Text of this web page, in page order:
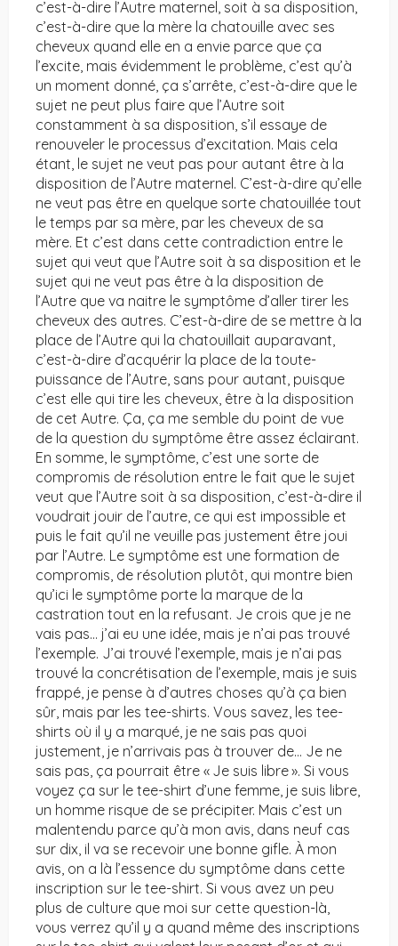
c’est-à-dire l’Autre maternel, soit à sa disposition,
c’est-à-dire que la mère la chatouille avec ses
cheveux quand elle en a envie parce que ça
l’excite, mais évidemment le problème, c’est qu’à
un moment donné, ça s’arrête, c’est-à-dire que le
sujet ne peut plus faire que l’Autre soit
constamment à sa disposition, s’il essaye de
renouveler le processus d’excitation. Mais cela
étant, le sujet ne veut pas pour autant être à la
disposition de l’Autre maternel. C’est-à-dire qu’elle
ne veut pas être en quelque sorte chatouillée tout
le temps par sa mère, par les cheveux de sa
mère. Et c’est dans cette contradiction entre le
sujet qui veut que l’Autre soit à sa disposition et le
sujet qui ne veut pas être à la disposition de
l’Autre que va naitre le symptôme d’aller tirer les
cheveux des autres. C’est-à-dire de se mettre à la
place de l’Autre qui la chatouillait auparavant,
c’est-à-dire d’acquérir la place de la toute-
puissance de l’Autre, sans pour autant, puisque
c’est elle qui tire les cheveux, être à la disposition
de cet Autre. Ça, ça me semble du point de vue
de la question du symptôme être assez éclairant.
En somme, le symptôme, c’est une sorte de
compromis de résolution entre le fait que le sujet
veut que l’Autre soit à sa disposition, c’est-à-dire il
voudrait jouir de l’autre, ce qui est impossible et
puis le fait qu’il ne veuille pas justement être joui
par l’Autre. Le symptôme est une formation de
compromis, de résolution plutôt, qui montre bien
qu’ici le symptôme porte la marque de la
castration tout en la refusant. Je crois que je ne
vais pas… j’ai eu une idée, mais je n’ai pas trouvé
l’exemple. J’ai trouvé l’exemple, mais je n’ai pas
trouvé la concrétisation de l’exemple, mais je suis
frappé, je pense à d’autres choses qu’à ça bien
sûr, mais par les tee-shirts. Vous savez, les tee-
shirts où il y a marqué, je ne sais pas quoi
justement, je n’arrivais pas à trouver de… Je ne
sais pas, ça pourrait être « Je suis libre ». Si vous
voyez ça sur le tee-shirt d’une femme, je suis libre,
un homme risque de se précipiter. Mais c’est un
malentendu parce qu’à mon avis, dans neuf cas
sur dix, il va se recevoir une bonne gifle. À mon
avis, on a là l’essence du symptôme dans cette
inscription sur le tee-shirt. Si vous avez un peu
plus de culture que moi sur cette question-là,
vous verrez qu’il y a quand même des inscriptions